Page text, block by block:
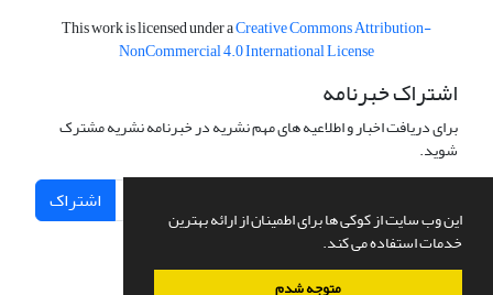
این وب سایت از کوکی ها برای اطمینان از ارائه بهترین
خدمات استفاده می کند.
متوجه شدم
This work is licensed under aCreative Commons Attribution-
NonCommercial 4.0 International License
اشتراک خبرنامه
برای دریافت اخبار و اطلاعیه های مهم نشریه در خبرنامه نشریه مشترک
شوید.
اشتراک